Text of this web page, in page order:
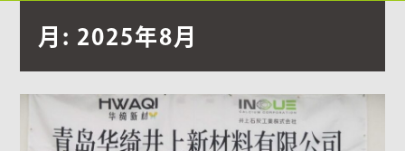
月: 2025年8月